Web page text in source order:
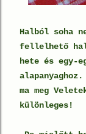
Halból soha
fellelhető
hete és egy-
ma meg
különleges!